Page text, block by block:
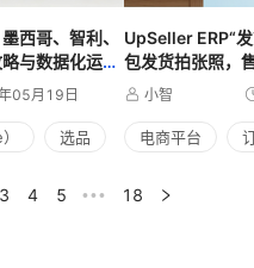
西哥、智利、
与数据化运营
05月19日
选品
UpSeller ERP“
包发货拍张照，
小智
电商平台
3 4 5 ••• 18